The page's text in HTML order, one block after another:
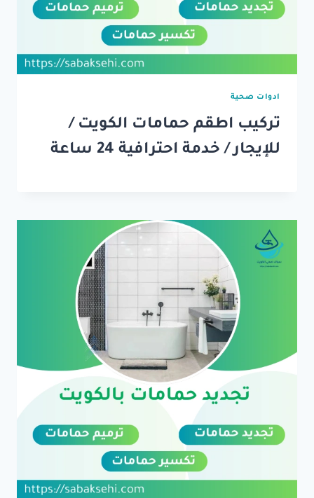
ادوات صحية
تركيب اطقم حمامات الكويت /
للإيجار / خدمة احترافية 24 ساعة